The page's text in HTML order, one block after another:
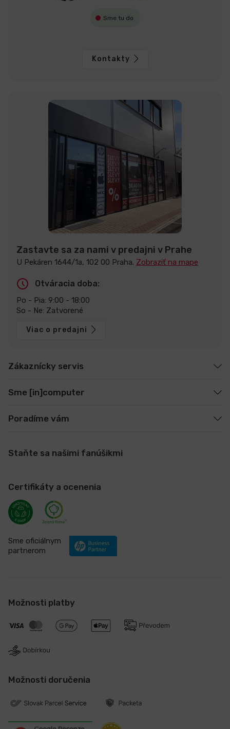
Sme tu do
Kontakty
Zastavte sa za nami v predajni v Prahe
U Pekáren 1644/1a, 102 00 Praha. Zobraziť na mape
Otváracia doba:
Po - Pia: 9:00 - 18:00
So - Ne: Zatvorené
Viac o predajni
Zákaznícky servis
Sme [in]computer
Poradíme vám
Staňte sa našimi fanúšikmi
Certifikáty a ocenenia
Sme oficiálnym
partnerom
Možnosti platby
Možnosti doručenia